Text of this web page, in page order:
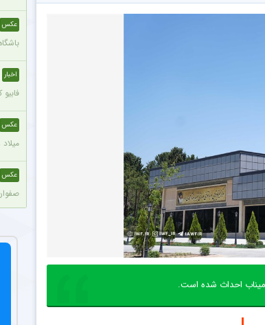
احداث شده است.
عکس
اخبار
عکس
عکس
صفوان آوائه، وینگر ۲۴ ساله